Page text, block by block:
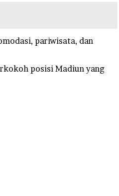
pariwisata, dan
posisi Madiun yang